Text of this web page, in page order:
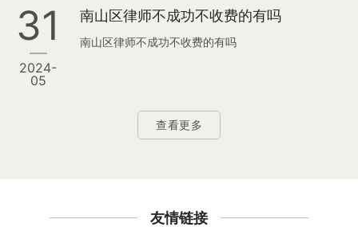
31
2024-
05
南山区律师不成功不收费的有吗
南山区律师不成功不收费的有吗
查看更多
友情链接